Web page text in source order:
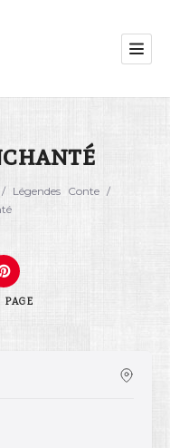
/ Légendes Conte /
PAGE